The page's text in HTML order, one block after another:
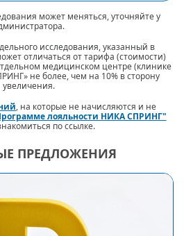
может меняться, уточняйте у
исследования, указанный в
отличаться от тарифа (стоимости)
медицинском центре (клинике
не более, чем на 10% в сторону
увеличения.
, на которые не начисляются и не
лояльности НИКА СПРИНГ"
по ссылке.
ПРЕДЛОЖЕНИЯ